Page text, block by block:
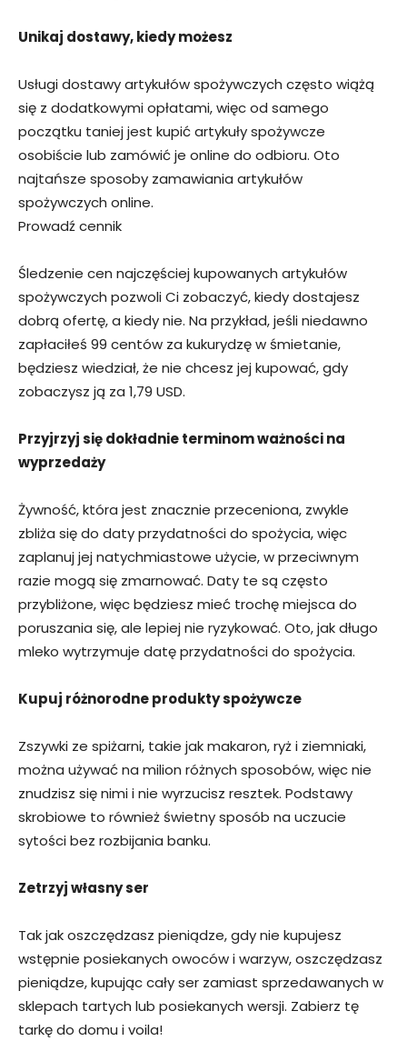
Unikaj dostawy, kiedy możesz
Usługi dostawy artykułów spożywczych często wiążą
się z dodatkowymi opłatami, więc od samego
początku taniej jest kupić artykuły spożywcze
osobiście lub zamówić je online do odbioru. Oto
najtańsze sposoby zamawiania artykułów
spożywczych online.
Prowadź cennik
Śledzenie cen najczęściej kupowanych artykułów
spożywczych pozwoli Ci zobaczyć, kiedy dostajesz
dobrą ofertę, a kiedy nie. Na przykład, jeśli niedawno
zapłaciłeś 99 centów za kukurydzę w śmietanie,
będziesz wiedział, że nie chcesz jej kupować, gdy
zobaczysz ją za 1,79 USD.
Przyjrzyj się dokładnie terminom ważności na
wyprzedaży
Żywność, która jest znacznie przeceniona, zwykle
zbliża się do daty przydatności do spożycia, więc
zaplanuj jej natychmiastowe użycie, w przeciwnym
razie mogą się zmarnować. Daty te są często
przybliżone, więc będziesz mieć trochę miejsca do
poruszania się, ale lepiej nie ryzykować. Oto, jak długo
mleko wytrzymuje datę przydatności do spożycia.
Kupuj różnorodne produkty spożywcze
Zszywki ze spiżarni, takie jak makaron, ryż i ziemniaki,
można używać na milion różnych sposobów, więc nie
znudzisz się nimi i nie wyrzucisz resztek. Podstawy
skrobiowe to również świetny sposób na uczucie
sytości bez rozbijania banku.
Zetrzyj własny ser
Tak jak oszczędzasz pieniądze, gdy nie kupujesz
wstępnie posiekanych owoców i warzyw, oszczędzasz
pieniądze, kupując cały ser zamiast sprzedawanych w
sklepach tartych lub posiekanych wersji. Zabierz tę
tarkę do domu i voila!